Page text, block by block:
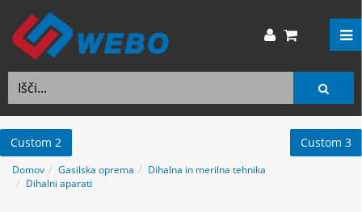
Custom 2 Custom 3
Domov Gasilska oprema
Dihalna in merilna tehnika
Dihalni aparati